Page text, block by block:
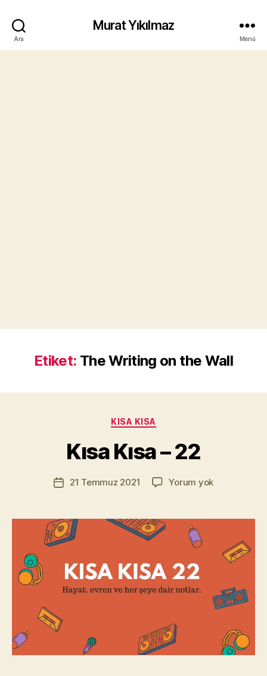
Ara
Murat Yıkılmaz
Menü
Etiket: The Writing on the Wall
Kategoriler
KISA KISA
Kısa Kısa – 22
Yazının
yazarı
a
u
a
kı
l
a
z
Yazı21 Temmuz 2021 Yorum yokKısa
22